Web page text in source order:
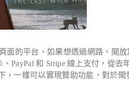
面的平台，如果想透過網路、開放
PayPal 和 Stripe 線上支付，從去
，一樣可以實現贊助功能，對於開